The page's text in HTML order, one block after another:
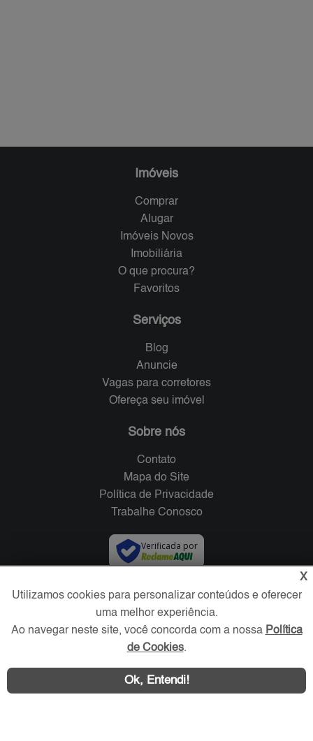
Imóveis
Comprar
Alugar
Imóveis Novos
Imobiliária
O que procura?
Favoritos
Serviços
Blog
Anuncie
Vagas para corretores
Ofereça seu imóvel
Sobre nós
Contato
Mapa do Site
Política de Privacidade
Trabalhe Conosco
Verificada por
Redes Sociais
X
Utilizamos cookies para personalizar conteúdos e oferecer
uma melhor experiência.
Ao navegar neste site, você concorda com a nossa Política
de Cookies.
Ok, Entendi!